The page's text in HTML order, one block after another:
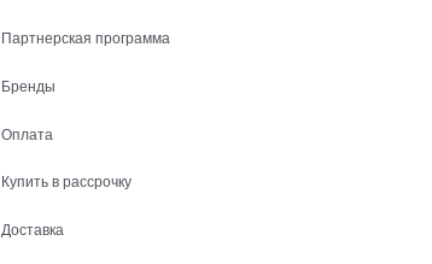
Партнерская программа
Бренды
Оплата
Купить в рассрочку
Доставка